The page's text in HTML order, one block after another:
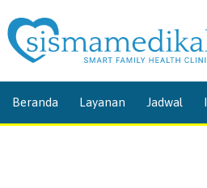
Beranda Layanan Jadwal